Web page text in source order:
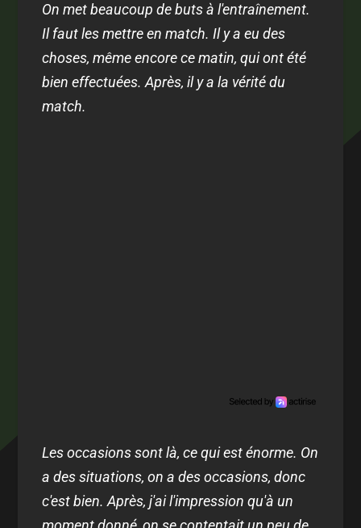
On met beaucoup de buts à l'entraînement.
Il faut les mettre en match. Il y a eu des
choses, même encore ce matin, qui ont été
bien effectuées. Après, il y a la vérité du
match.
Les occasions sont là, ce qui est énorme. On
a des situations, on a des occasions, donc
c'est bien. Après, j'ai l'impression qu'à un